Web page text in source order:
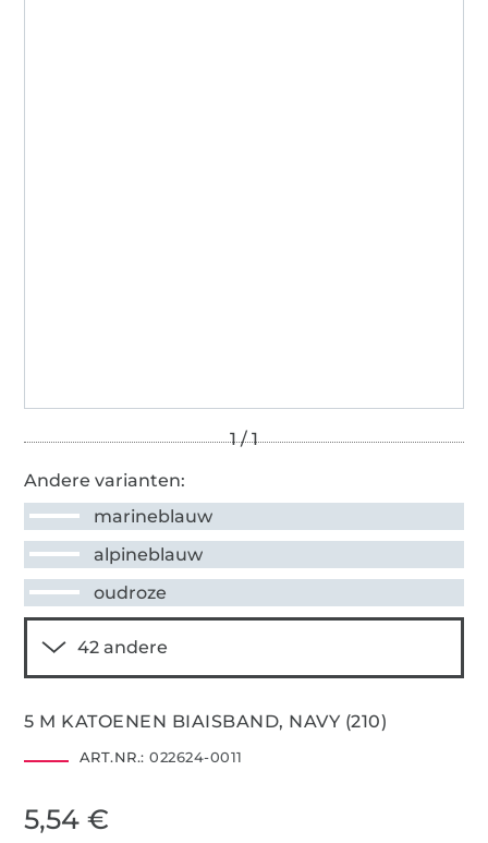
Andere varianten:
marineblauw
alpineblauw
oudroze
5 M KATOENEN BIAISBAND, NAVY (210)
ART.NR.: 022624-0011
5,54 €